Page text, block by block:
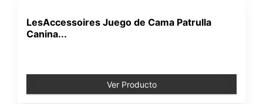
LesAccessoires Juego de Cama Patrulla
Canina...
Ver Producto